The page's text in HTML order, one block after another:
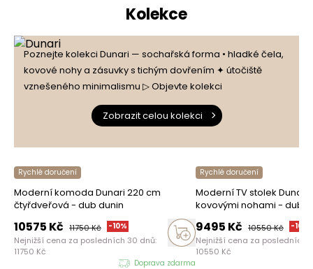
Kolekce
Poznejte kolekci Dunari — sochařská forma • hladké čela,
kovové nohy a zásuvky s tichým dovřením ✦ útočiště
vznešeného minimalismu ▷ Objevte kolekci
Zobrazit celou kolekci
Rychlé doručení
Moderní komoda Dunari 220 cm
čtyřdveřová - dub dunin
10575 Kč 11750Kč -10%
Nejnižší cena za posledních 30 dnů:
11750 Kč
Doprava zdarma
Rychlé doručení
Moderní TV stolek Dunari
kovovými nohami - dub
9495 Kč 10550Kč -10
Nejnižší cena za posledních
10550 Kč